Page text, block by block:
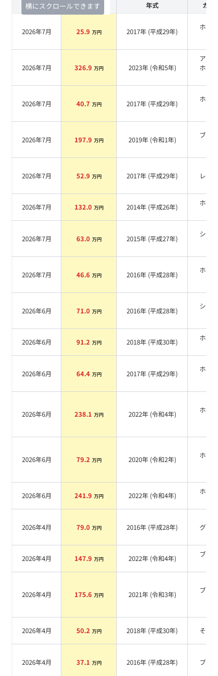
横にスクロールできます
査定時期 セルカ実績 年式 カラ
2026年7月 25.9 万円 2017年 (平成29年)
ホワ
2026年7月 326.9 万円 2023年 (令和5年)
アル
ホワ
2026年7月 40.7 万円 2017年 (平成29年)
ホワ
2026年7月 197.9 万円 2019年 (令和1年)
ブラ
2026年7月 52.9 万円 2017年 (平成29年) レッド
2026年7月 132.0 万円 2014年 (平成26年)
ホワ
2026年7月 63.0 万円 2015年 (平成27年)
シル
2026年7月 46.6 万円 2016年 (平成28年)
ホワ
2026年6月 71.0 万円 2016年 (平成28年)
シル
2026年6月 91.2 万円 2018年 (平成30年)
ホワ
2026年6月 64.4 万円 2017年 (平成29年)
ホワ
2026年6月 238.1 万円 2022年 (令和4年)
ホワ
2026年6月 79.2 万円 2020年 (令和2年)
ホワ
2026年6月 241.9 万円 2022年 (令和4年)
ホワ
2026年4月 79.0 万円 2016年 (平成28年) グレー
2026年4月 147.9 万円 2022年 (令和4年)
ブラ
2026年4月 175.6 万円 2021年 (令和3年)
ブラ
2026年4月 50.2 万円 2018年 (平成30年) その他
2026年4月 37.1 万円 2016年 (平成28年) ブルー